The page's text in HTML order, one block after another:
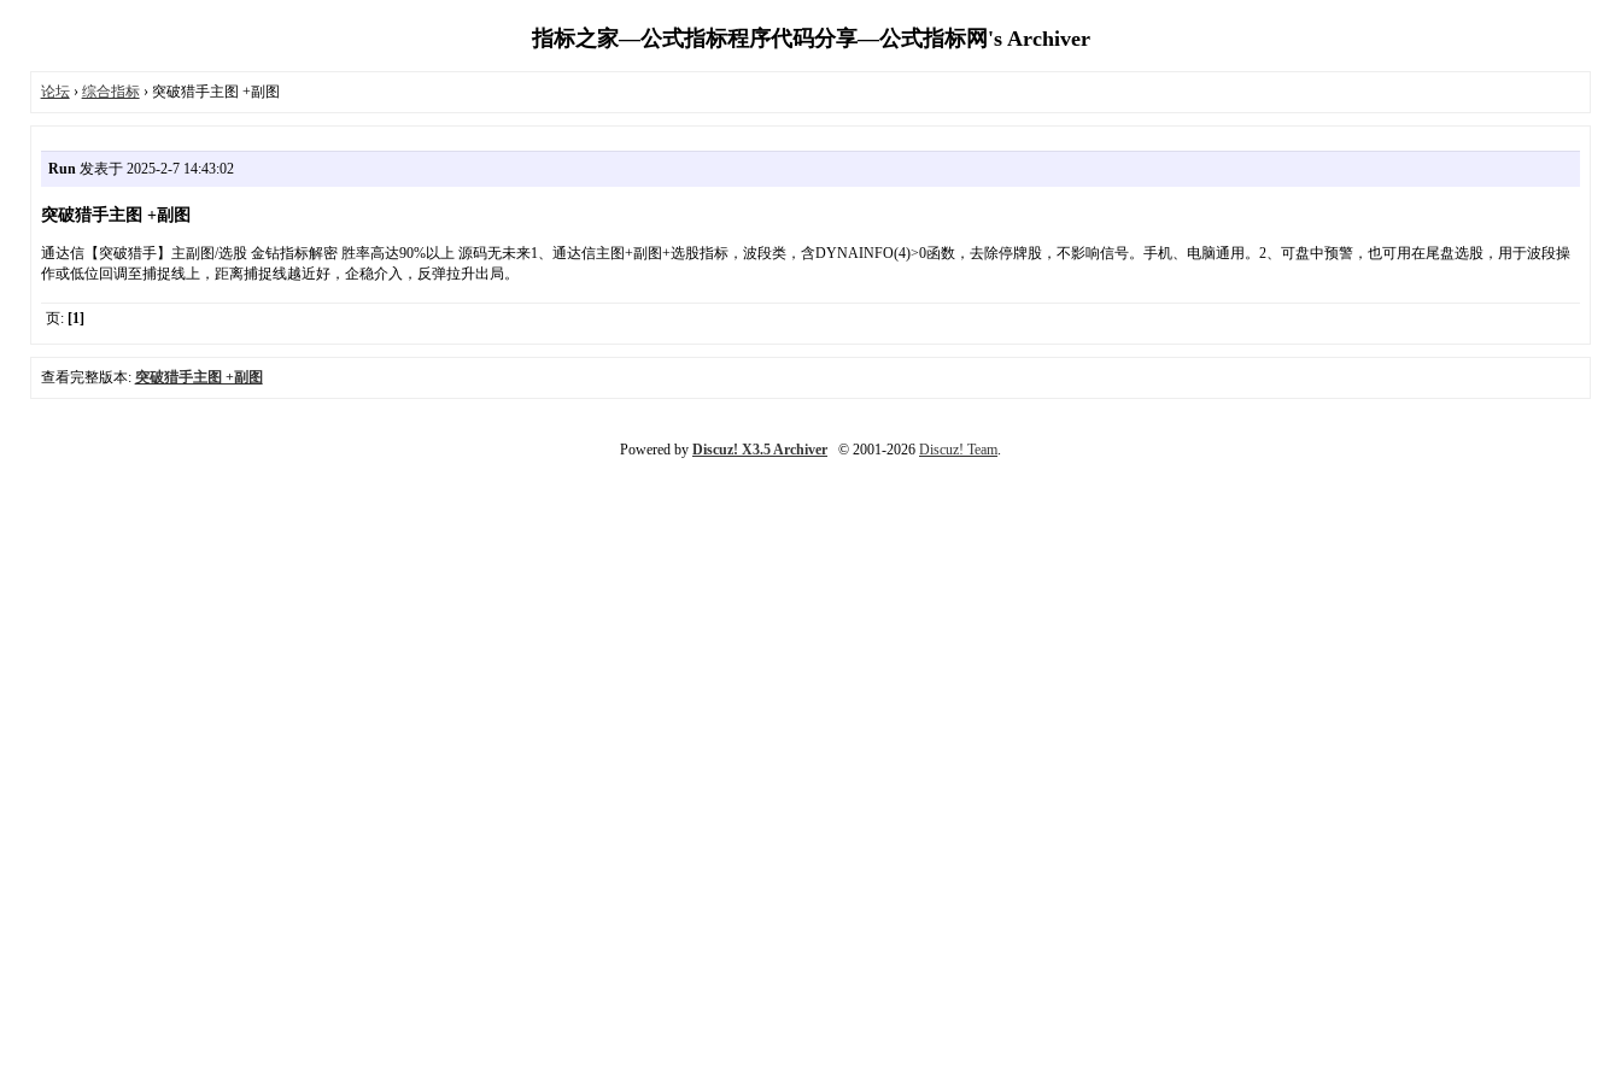
指标之家—公式指标程序代码分享—公式指标网's Archiver
论坛› 综合指标› 突破猎手主图 +副图
Run发表于 2025-2-7 14:43:02
突破猎手主图 +副图
通达信【突破猎手】主副图/选股 金钻指标解密 胜率高达90%以上 源码无未来1、通达信主图+副图+选股指标，波段类，含DYNAINFO(4)>0函数，去除停牌股，不影响信号。手机、电脑通用。2、可盘中预警，也可用在尾盘选股，用于波段操
作或低位回调至捕捉线上，距离捕捉线越近好，企稳介入，反弹拉升出局。
页: [1]
查看完整版本: 突破猎手主图 +副图
Powered by Discuz! X3.5 Archiver © 2001-2026 Discuz! Team.